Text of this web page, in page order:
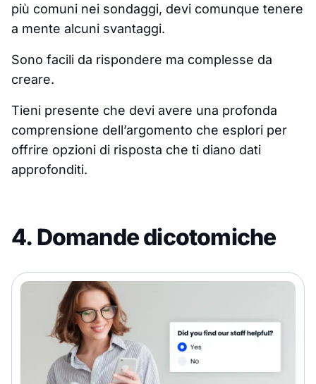
più comuni nei sondaggi, devi comunque tenere
a mente alcuni svantaggi.
Sono facili da rispondere ma complesse da
creare.
Tieni presente che devi avere una profonda
comprensione dell’argomento che esplori per
offrire opzioni di risposta che ti diano dati
approfonditi.
4. Domande dicotomiche